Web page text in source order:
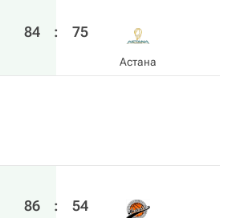
84 : 75
Астана
86 : 54